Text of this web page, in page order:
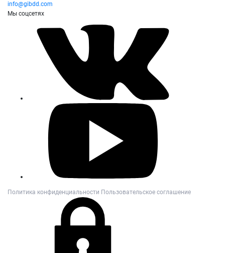
info@gibdd.com
Мы соцсетях
Политика конфиденциальности Пользовательское соглашение